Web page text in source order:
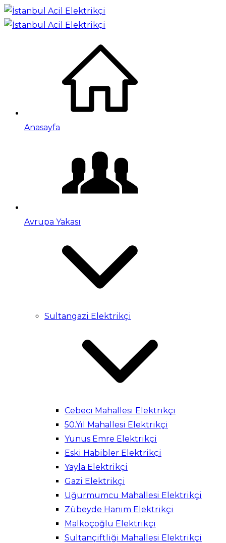
Anasayfa
Avrupa Yakası
Sultangazi Elektrikçi
Cebeci Mahallesi Elektrikçi
50.Yıl Mahallesi Elektrikçi
Yunus Emre Elektrikçi
Eski Habibler Elektrikçi
Yayla Elektrikçi
Gazi Elektrikçi
Uğurmumcu Mahallesi Elektrikçi
Zübeyde Hanım Elektrikçi
Malkoçoğlu Elektrikçi
Sultançiftliği Mahallesi Elektrikçi